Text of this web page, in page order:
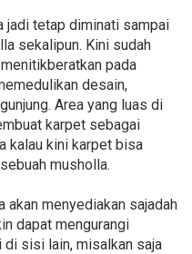
jadi tetap diminati sampai
sekalipun. Kini sudah
pada
desain,
Area yang luas di
karpet sebagai
kalau kini karpet bisa
musholla.
akan menyediakan sajadah
dapat mengurangi
di sisi lain, misalkan saja